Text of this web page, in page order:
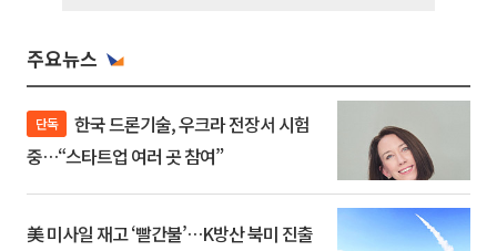
주요뉴스
단독
중…“스타트업 여러 곳 참여”
美 미사일 재고 ‘빨간불’…K방산 북미 진출